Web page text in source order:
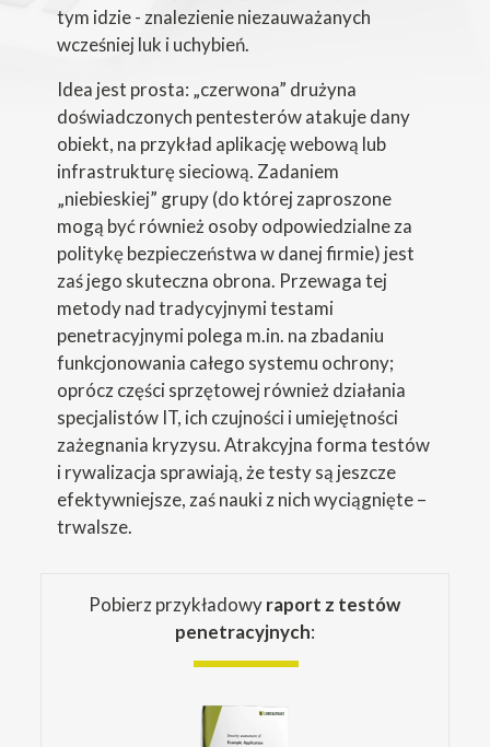
tym idzie - znalezienie niezauważanych
wcześniej luk i uchybień.
Idea jest prosta: „czerwona” drużyna
doświadczonych pentesterów atakuje dany
obiekt, na przykład aplikację webową lub
infrastrukturę sieciową. Zadaniem
„niebieskiej” grupy (do której zaproszone
mogą być również osoby odpowiedzialne za
politykę bezpieczeństwa w danej firmie) jest
zaś jego skuteczna obrona. Przewaga tej
metody nad tradycyjnymi testami
penetracyjnymi polega m.in. na zbadaniu
funkcjonowania całego systemu ochrony;
oprócz części sprzętowej również działania
specjalistów IT, ich czujności i umiejętności
zażegnania kryzysu. Atrakcyjna forma testów
i rywalizacja sprawiają, że testy są jeszcze
efektywniejsze, zaś nauki z nich wyciągnięte –
trwalsze.
Pobierz przykładowyraport z testów
penetracyjnych: